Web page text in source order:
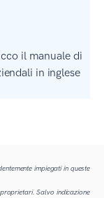
il manuale di
in inglese
impiegati in queste
Salvo indicazione